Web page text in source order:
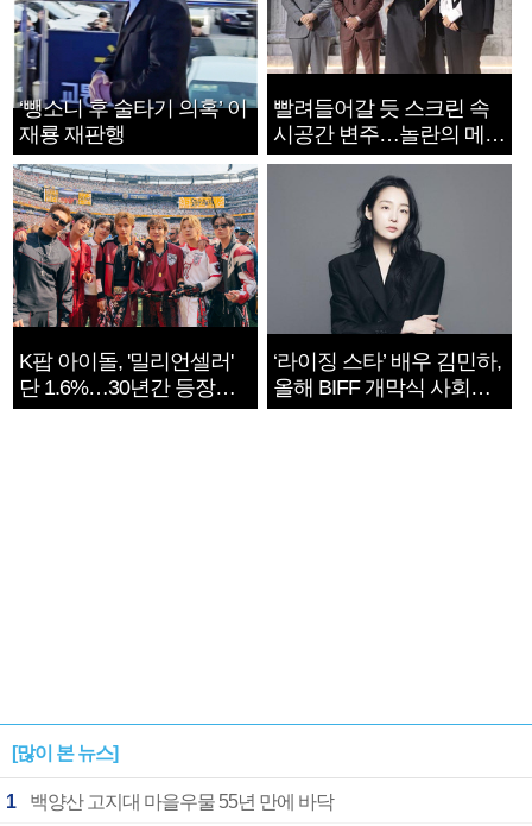
‘뺑소니 후 술타기 의혹’ 이
재룡 재판행
빨려들어갈 듯 스크린 속
시공간 변주…놀란의 메시
지는 ‘전쟁 속죄’
K팝 아이돌, '밀리언셀러'
단 1.6%…30년간 등장
1182개팀 전수조사
‘라이징 스타’ 배우 김민하,
올해 BIFF 개막식 사회자
확정
[많이 본 뉴스]
1 백양산 고지대 마을우물 55년 만에 바닥